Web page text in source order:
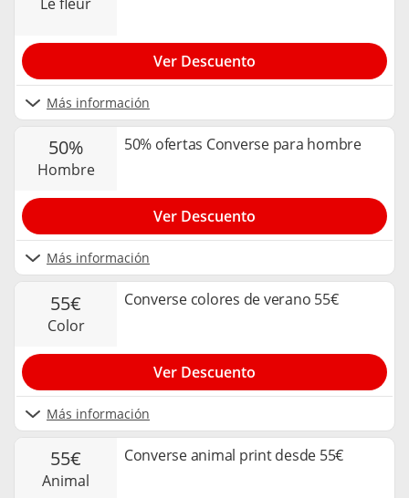
Más información
Ver Descuento
50%
hombre
50% ofertas Converse para hombre
Más información
Ver Descuento
55€
color
Converse colores de verano 55€
Más información
Ver Descuento
55€
animal
Converse animal print desde 55€